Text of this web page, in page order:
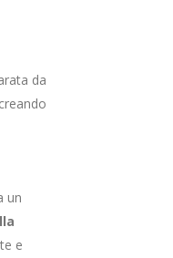
da
un
e